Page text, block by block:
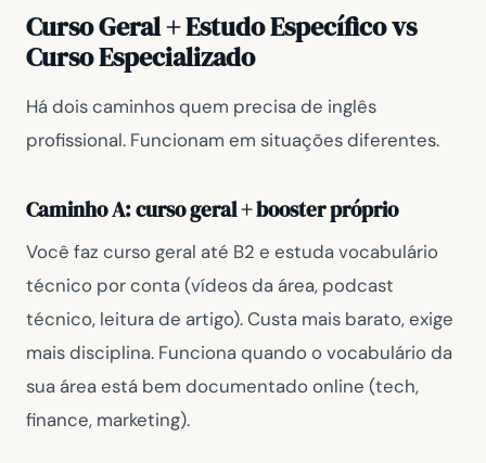
Curso Geral + Estudo Específico vs
Curso Especializado
Há dois caminhos quem precisa de inglês
profissional. Funcionam em situações diferentes.
Caminho A: curso geral + booster próprio
Você faz curso geral até B2 e estuda vocabulário
técnico por conta (vídeos da área, podcast
técnico, leitura de artigo). Custa mais barato, exige
mais disciplina. Funciona quando o vocabulário da
sua área está bem documentado online (tech,
finance, marketing).